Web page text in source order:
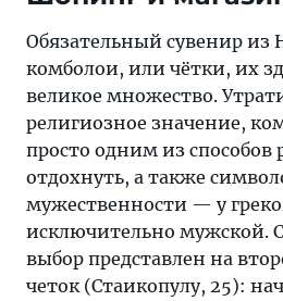
Обязательный сувенир
комболои, или чётки, их
великое множество.
религиозное значение,
просто одним из способов
отдохнуть, а также
мужественности — у
исключительно мужской.
выбор представлен на
четок (Стаикопулу, 25):